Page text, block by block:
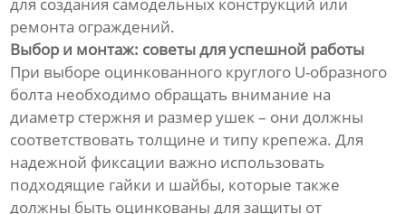
для создания самодельных конструкций или
ремонта ограждений.
Выбор и монтаж: советы для успешной работы
При выборе оцинкованного круглого U-образного
болта необходимо обращать внимание на
диаметр стержня и размер ушек – они должны
соответствовать толщине и типу крепежа. Для
надежной фиксации важно использовать
подходящие гайки и шайбы, которые также
должны быть оцинкованы для защиты от